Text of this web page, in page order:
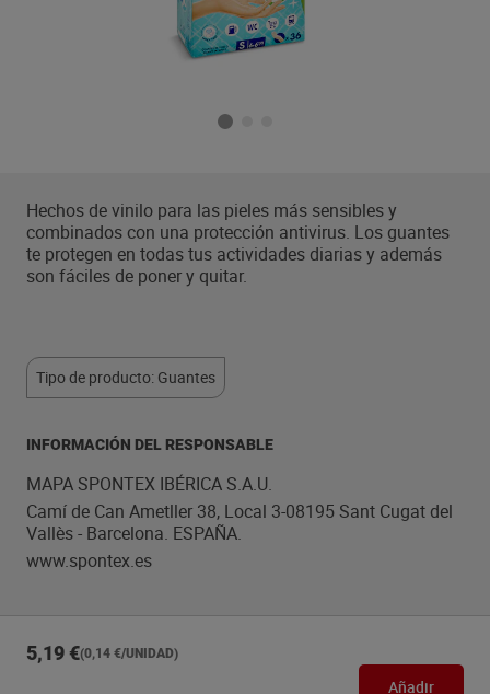
Hechos de vinilo para las pieles más sensibles y
combinados con una protección antivirus. Los guantes
te protegen en todas tus actividades diarias y además
son fáciles de poner y quitar.
Tipo de producto: Guantes
INFORMACIÓN DEL RESPONSABLE
MAPA SPONTEX IBÉRICA S.A.U.
Camí de Can Ametller 38, Local 3-08195 Sant Cugat del
Vallès - Barcelona. ESPAÑA.
www.spontex.es
5,19 €(0,14 €/UNIDAD)
Añadir